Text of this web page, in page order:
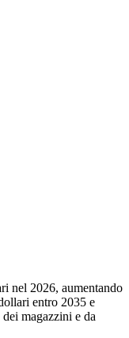
nel 2026, aumentando
entro 2035 e
magazzini e da